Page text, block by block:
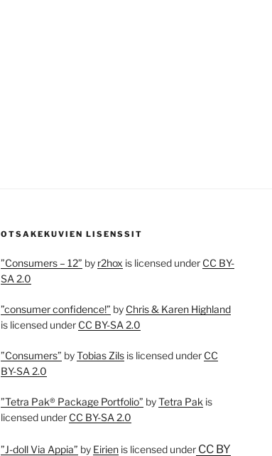
OTSAKEKUVIEN LISENSSIT
”Consumers – 12” by r2hox is licensed under CC BY-
SA 2.0
”consumer confidence!” by Chris & Karen Highland
is licensed under CC BY-SA 2.0
”Consumers” byTobias Zils is licensed under CC
BY-SA 2.0
”Tetra Pak® Package Portfolio” byTetra Pak is
licensed under CC BY-SA 2.0
”J-doll Via Appia” by Eirien is licensed under CC BY